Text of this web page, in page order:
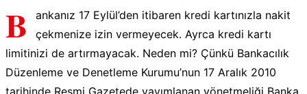
B
ankanız 17 Eylül’den itibaren kredi kartınızla nakit
çekmenize izin vermeyecek. Ayrca kredi kartı
limitinizi de artırmayacak. Neden mi? Çünkü Bankacılık
Düzenleme ve Denetleme Kurumu’nun 17 Aralık 2010